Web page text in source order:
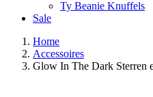
Ty Beanie Knuffels
Sale
Home
Accessoires
Glow In The Dark Sterren